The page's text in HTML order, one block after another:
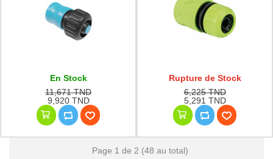
En Stock
11,671 TND
9,920 TND
Rupture de Stock
6,225 TND
5,291 TND
Page 1 de 2 (48 au total)